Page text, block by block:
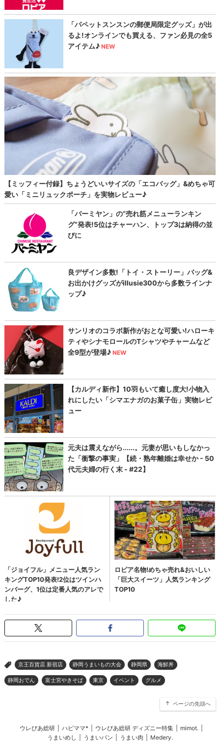
> 京王百貨店 新宿店 静岡うまいもの大会 静岡県 海鮮丼
静岡おでん 富士宮やきそば 東京 イベント グルメ
ページの先頭へ
ウレぴあ総研 ハピママ* ウレぴあ総研 ディズニー特集 mimot.
うまいめし
うまいパン うまい肉 Medery.